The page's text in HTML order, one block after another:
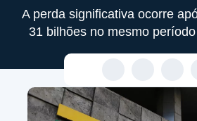
A perda significativa ocorre
31 bilhões no mesmo